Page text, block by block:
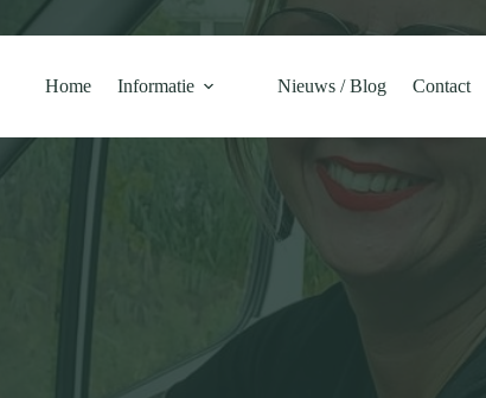
Home Informatie Nieuws / Blog Contact